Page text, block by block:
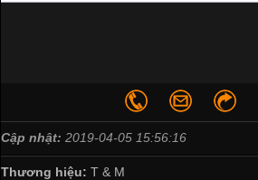
Cập nhật: 2019-04-05 15:56:16
Thương hiệu: T & M